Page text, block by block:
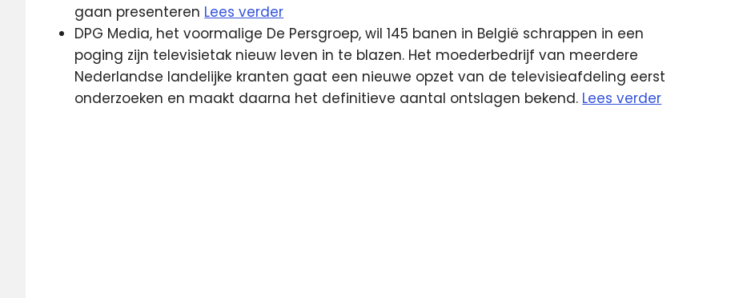
gaan presenteren Lees verder
DPG Media, het voormalige De Persgroep, wil 145 banen in België schrappen in een
poging zijn televisietak nieuw leven in te blazen. Het moederbedrijf van meerdere
Nederlandse landelijke kranten gaat een nieuwe opzet van de televisieafdeling eerst
onderzoeken en maakt daarna het definitieve aantal ontslagen bekend. Lees verder